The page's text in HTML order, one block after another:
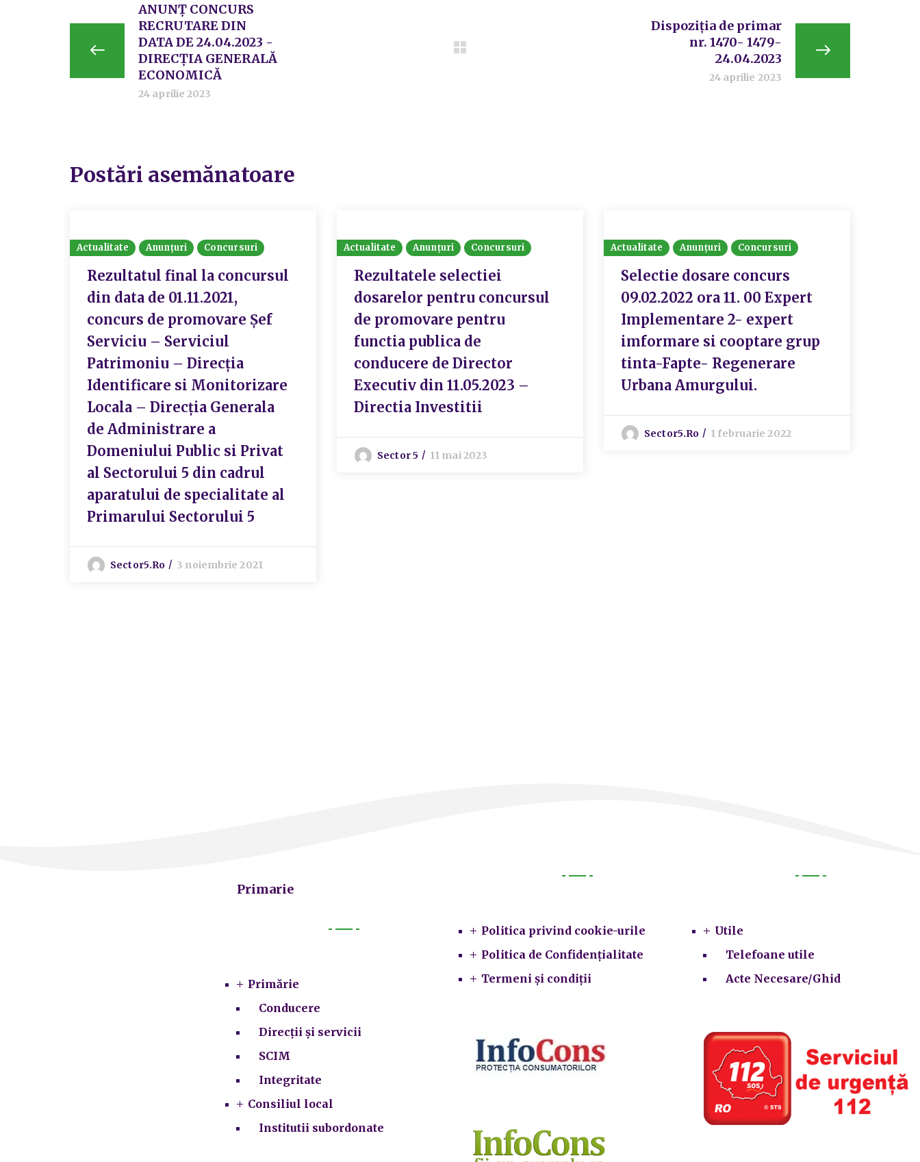
ANUNȚ CONCURS
RECRUTARE DIN
DATA DE 24.04.2023 -
DIRECȚIA GENERALĂ
ECONOMICĂ
24 aprilie 2023
Dispoziția de primar
nr. 1470- 1479-
24.04.2023
24 aprilie 2023
Postări asemănatoare
Actualitate Anunțuri Concursuri
Rezultatul final la concursul
din data de 01.11.2021,
concurs de promovare Șef
Serviciu – Serviciul
Patrimoniu – Direcția
Identificare si Monitorizare
Locala – Direcția Generala
de Administrare a
Domeniului Public si Privat
al Sectorului 5 din cadrul
aparatului de specialitate al
Primarului Sectorului 5
Sector5.ro 3 noiembrie 2021
Actualitate Anunțuri Concursuri
Rezultatele selectiei
dosarelor pentru concursul
de promovare pentru
functia publica de
conducere de Director
Executiv din 11.05.2023 –
Directia Investitii
Sector 5 11 mai 2023
Actualitate Anunțuri Concursuri
Selectie dosare concurs
09.02.2022 ora 11. 00 Expert
Implementare 2- expert
imformare si cooptare grup
tinta-Fapte- Regenerare
Urbana Amurgului.
Sector5.ro 1 februarie 2022
Primarie
Primărie
Conducere
Direcții și servicii
SCIM
Integritate
Consiliul local
Institutii subordonate
Politica privind cookie-urile
Politica de Confidențialitate
Termeni și condiții
Utile
Telefoane utile
Acte Necesare/Ghid